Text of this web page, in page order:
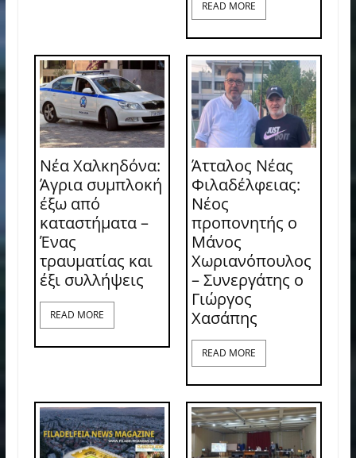
READ MORE
Νέα Χαλκηδόνα:
Άγρια συμπλοκή
έξω από
καταστήματα –
Ένας
τραυματίας και
έξι συλλήψεις
READ MORE
Άτταλος Νέας
Φιλαδέλφειας:
Νέος
προπονητής ο
Μάνος
Χωριανόπουλος
– Συνεργάτης ο
Γιώργος
Χασάπης
READ MORE